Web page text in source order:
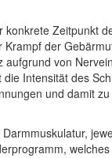
Zeitpunkt
der
von
Intensität des
und damit